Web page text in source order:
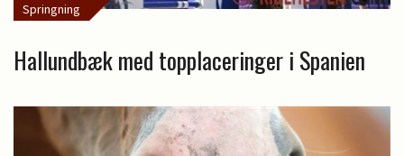
Springning
Hallundbæk med topplaceringer i Spanien